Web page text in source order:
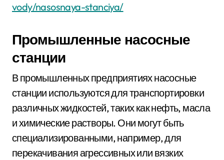
vody/nasosnaya-stanciya/
Промышленные насосные
станции
В промышленных предприятиях насосные
станции используются для транспортировки
различных жидкостей, таких как нефть, масла
и химические растворы. Они могут быть
специализированными, например, для
перекачивания агрессивных или вязких